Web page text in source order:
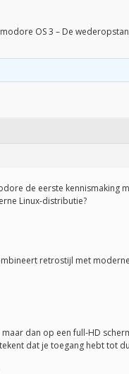
OS 3 – De
de eerste kennismaking
Linux-distributie?
retrostijl met
dan op een full-HD
dat je toegang hebt tot